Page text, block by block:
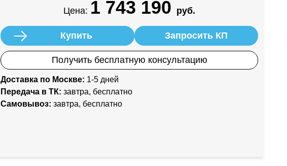
Цена: 1 743 190 руб.
Купить Запросить КП
Получить бесплатную консультацию
Доставка по Москве: 1-5 дней
Передача в ТК: завтра, бесплатно
Самовывоз: завтра, бесплатно